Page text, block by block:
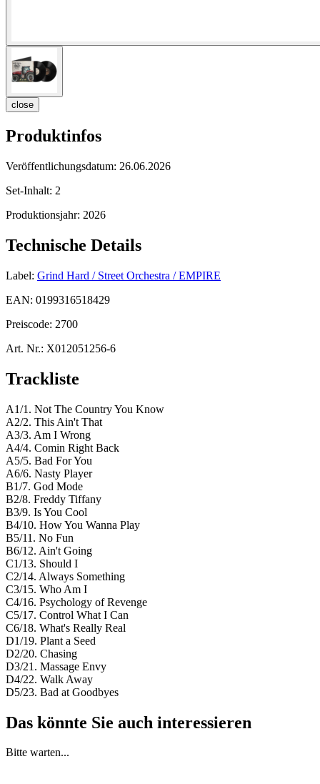
close
Produktinfos
Veröffentlichungsdatum: 26.06.2026
Set-Inhalt: 2
Produktionsjahr: 2026
Technische Details
Label: Grind Hard / Street Orchestra / EMPIRE
EAN: 0199316518429
Preiscode: 2700
Art. Nr.: X012051256-6
Trackliste
A1/1. Not The Country You Know
A2/2. This Ain't That
A3/3. Am I Wrong
A4/4. Comin Right Back
A5/5. Bad For You
A6/6. Nasty Player
B1/7. God Mode
B2/8. Freddy Tiffany
B3/9. Is You Cool
B4/10. How You Wanna Play
B5/11. No Fun
B6/12. Ain't Going
C1/13. Should I
C2/14. Always Something
C3/15. Who Am I
C4/16. Psychology of Revenge
C5/17. Control What I Can
C6/18. What's Really Real
D1/19. Plant a Seed
D2/20. Chasing
D3/21. Massage Envy
D4/22. Walk Away
D5/23. Bad at Goodbyes
Das könnte Sie auch interessieren
Bitte warten...